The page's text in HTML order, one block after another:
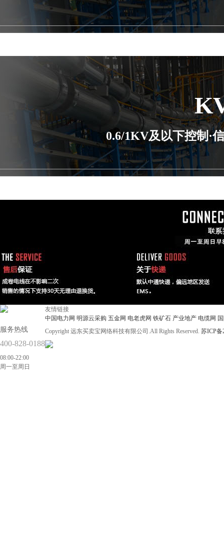
0.6/1KV及以下控制·
服务热线
400-828-0188
08:00-22:00
周一至周日
友情链接
中国电力网 明源云采购 五金网 电老虎网 铁矿石 产业地产 电缆网
Copyright 远东买卖宝网络科技有限公司.All Rights Reserved. 苏ICP备